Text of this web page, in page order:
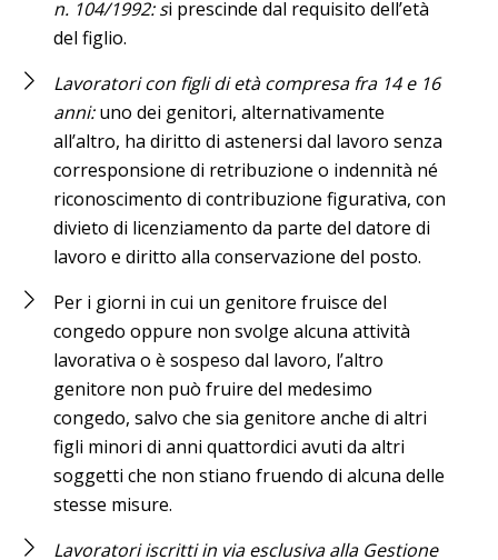
n. 104/1992: si prescinde dal requisito dell’età
del figlio.
Lavoratori con figli di età compresa fra 14 e 16
anni:uno dei genitori, alternativamente
all’altro, ha diritto di astenersi dal lavoro senza
corresponsione di retribuzione o indennità né
riconoscimento di contribuzione figurativa, con
divieto di licenziamento da parte del datore di
lavoro e diritto alla conservazione del posto.
Per i giorni in cui un genitore fruisce del
congedo oppure non svolge alcuna attività
lavorativa o è sospeso dal lavoro, l’altro
genitore non può fruire del medesimo
congedo, salvo che sia genitore anche di altri
figli minori di anni quattordici avuti da altri
soggetti che non stiano fruendo di alcuna delle
stesse misure.
Lavoratori iscritti in via esclusiva alla Gestione